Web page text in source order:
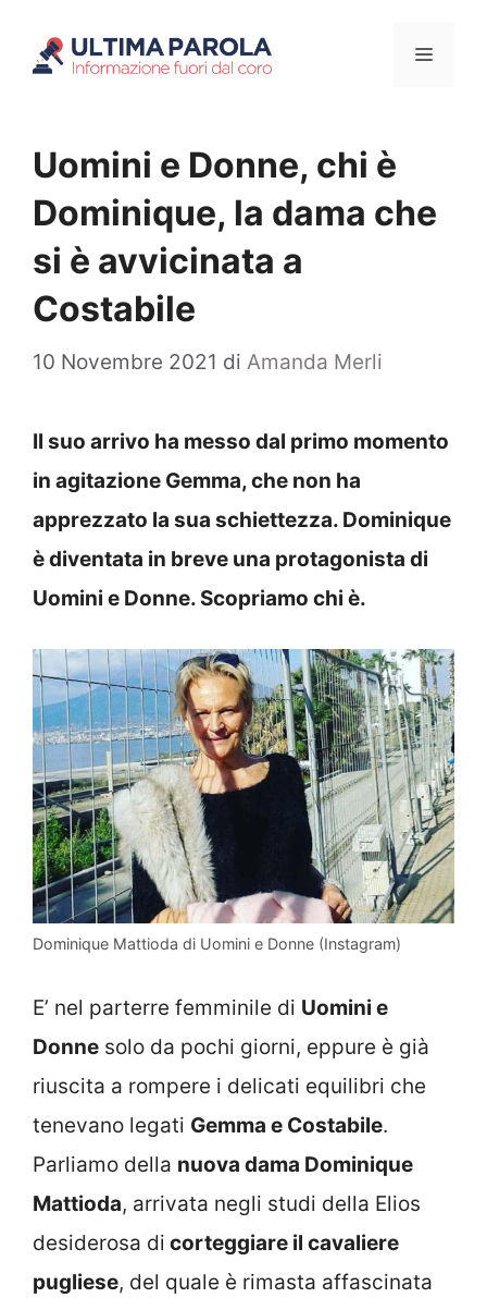
Menu
Uomini e Donne, chi è
Dominique, la dama che
si è avvicinata a
Costabile
10 Novembre 2021 di Amanda Merli
Il suo arrivo ha messo dal primo momento
in agitazione Gemma, che non ha
apprezzato la sua schiettezza. Dominique
è diventata in breve una protagonista di
Uomini e Donne. Scopriamo chi è.
Dominique Mattioda di Uomini e Donne (Instagram)
E’ nel parterre femminile di Uomini e
Donne solo da pochi giorni, eppure è già
riuscita a rompere i delicati equilibri che
tenevano legati Gemma e Costabile.
Parliamo della nuova dama Dominique
Mattioda, arrivata negli studi della Elios
desiderosa di corteggiare il cavaliere
pugliese, del quale è rimasta affascinata